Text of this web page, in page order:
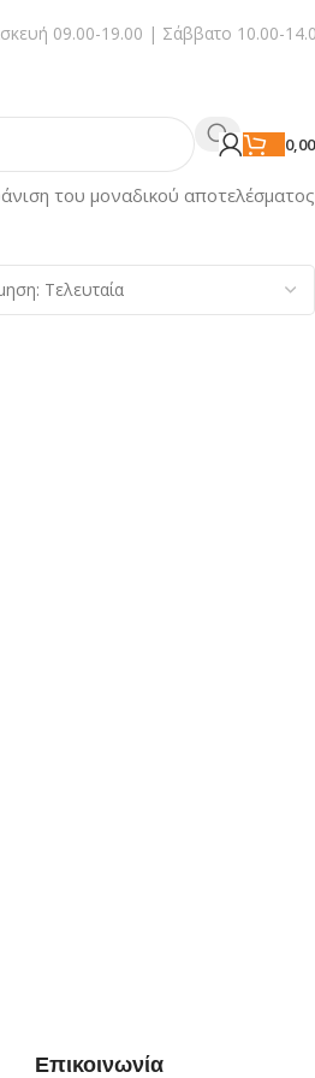
09.00-19.00 | Σάββατο 10.00-
του μοναδικού αποτελέσματος
Επικοινωνία